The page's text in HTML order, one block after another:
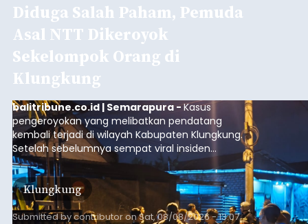
Diduga Salah Paham, Pemuda
Asal NTT Dikeroyok
Sekelompok Orang di
Klungkung
balitribune.co.id | Semarapura -Kasus
pengeroyokan yang melibatkan pendatang
kembali terjadi di wilayah Kabupaten Klungkung.
Setelah sebelumnya sempat viral insiden
keributan di barat Pasar Galiran, peristiwa serupa
kini menimpa seorang pemuda asal Kabupaten
Sumba Barat Daya (SBD), Nusa Tenggara Timur
(NTT).
Klungkung
Submitted bycontributoronSat, 08/08/2026 - 13:07